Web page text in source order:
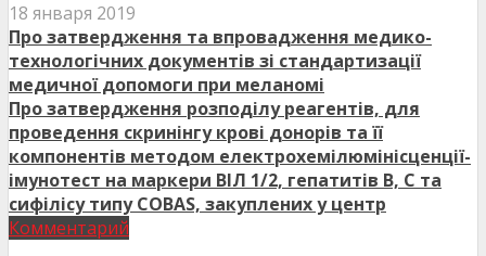
18 января 2019
Про затвердження та впровадження медико-
технологічних документів зі стандартизації
медичної допомоги при меланомі
Про затвердження розподілу реагентів, для
проведення скринінгу крові донорів та її
компонентів методом електрохемілюмінісценції-
імунотест на маркери ВІЛ 1/2, гепатитів В, С та
сифілісу типу COBAS, закуплених у центр
Комментарий